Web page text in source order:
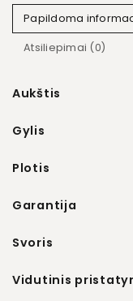
Papildoma
Atsiliepimai (0)
Aukštis
Gylis
Plotis
Garantija
Svoris
Vidutinis